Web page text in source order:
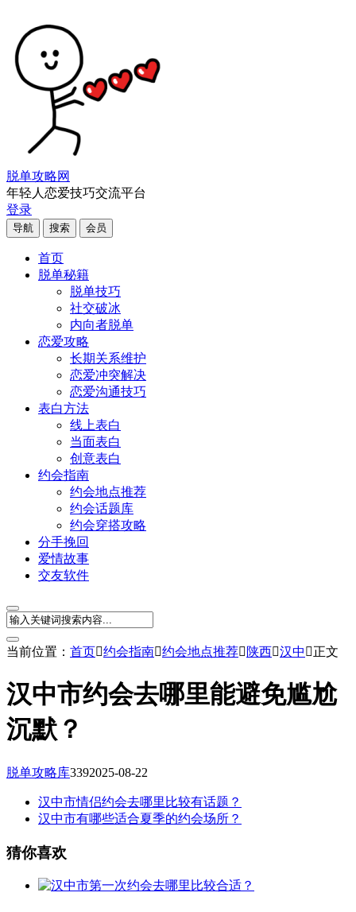
脱单攻略网
年轻人恋爱技巧交流平台
登录
导航 搜索 会员
首页
脱单秘籍
脱单技巧
社交破冰
内向者脱单
恋爱攻略
长期关系维护
恋爱冲突解决
恋爱沟通技巧
表白方法
线上表白
当面表白
创意表白
约会指南
约会地点推荐
约会话题库
约会穿搭攻略
分手挽回
爱情故事
交友软件
当前位置： 首页约会指南约会地点推荐 陕西汉中 正文
汉中市约会去哪里能避免尴尬
沉默？
脱单攻略库3392025-08-22
汉中市情侣约会去哪里比较有话题？
汉中市有哪些适合夏季的约会场所？
猜你喜欢